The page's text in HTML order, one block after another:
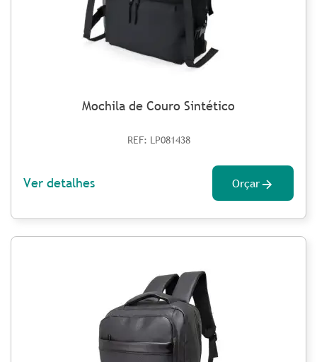
Mochila de Couro Sintético
REF: LP081438
Ver detalhes Orçar